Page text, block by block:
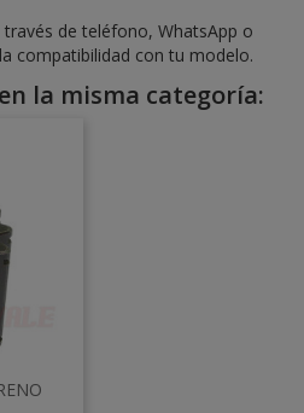
de teléfono, WhatsApp o
compatibilidad con tu modelo.
la misma categoría: